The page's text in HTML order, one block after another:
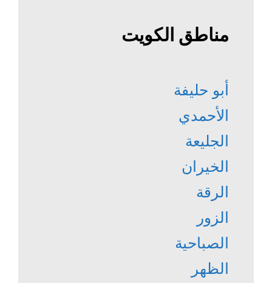
مناطق الكويت
أبو حليفة
الأحمدي
الجليعة
الخيران
الرقة
الزور
الصباحية
الظهر